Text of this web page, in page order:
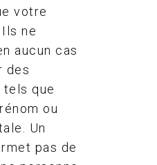
votre
ne
aucun cas
des
que
ou
Un
pas de